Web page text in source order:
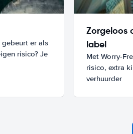
gebeurt er als
risico? Je
Zorgeloos
label
Met Worry-
risico, extra
verhuurder